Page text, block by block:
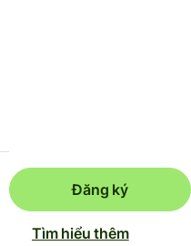
Đăng ký
Tìm hiểu thêm